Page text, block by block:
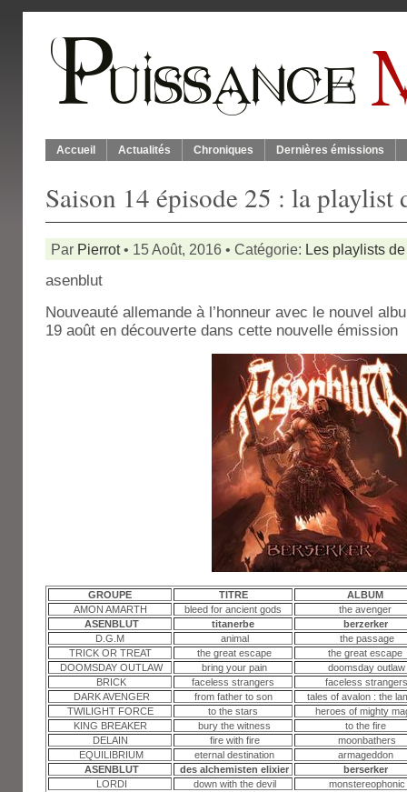
Accueil Actualités Chroniques Dernières émissions
Saison 14 épisode 25 : la playlist
Par Pierrot• 15 Août, 2016 • Catégorie: Les playlists
asenblut
Nouveauté allemande à l’honneur avec le nouvel
19 août en découverte dans cette nouvelle émission
GROUPE TITRE
ALBUM
AMON AMARTH
bleed for ancient gods
the avenger
ASENBLUT
titanerbe
berzerker
D.G.M
animal
the passage
TRICK OR TREAT
the great escape
the great escape
DOOMSDAY OUTLAW
bring your pain
doomsday outlaw
BRICK
faceless strangers
faceless strangers
DARK AVENGER
from father to son
tales of avalon : the
TWILIGHT FORCE
to the stars
heroes of mighty
KING BREAKER
bury the witness
to the fire
DELAIN
fire with fire
moonbathers
EQUILIBRIUM
eternal destination
armageddon
ASENBLUT
des alchemisten elixier
berserker
LORDI
down with the devil
monstereophonic